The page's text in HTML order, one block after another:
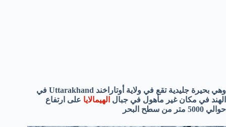
وهي بحيرة جليدية تقع في ولاية أوتاراخند Uttarakhand في
الهند في مكان غير مأهول في جبال الهيمالايا على ارتفاع
حوالي 5000 متر من سطح البحر